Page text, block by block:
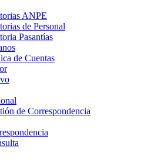
ANPE
de Personal
Pasantías
de Cuentas
de Correspondencia